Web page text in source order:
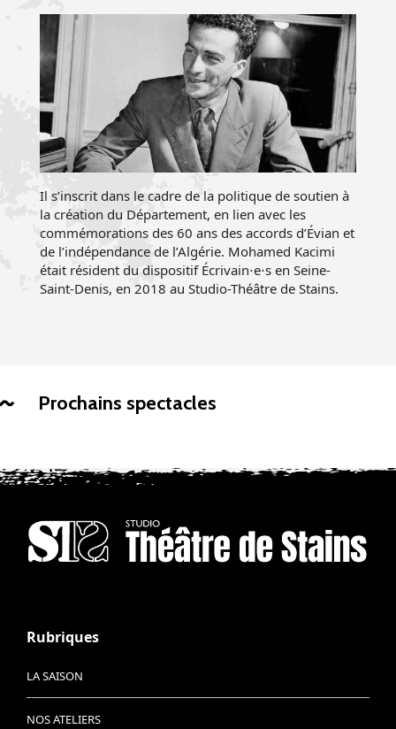
Il s’inscrit dans le cadre de la politique de soutien à
la création du Département, en lien avec les
commémorations des 60 ans des accords d’Évian et
de l’indépendance de l’Algérie. Mohamed Kacimi
était résident du dispositif Écrivain⋅e⋅s en Seine-
Saint-Denis, en 2018 au Studio-Théâtre de Stains.
Prochains spectacles
Rubriques
LA SAISON
NOS ATELIERS